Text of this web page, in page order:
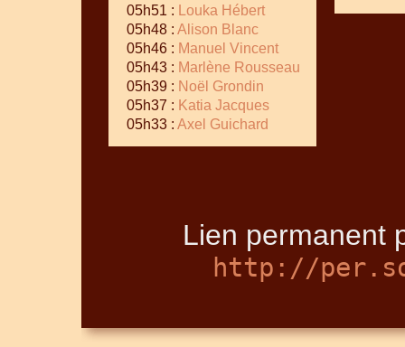
05h51 :
Louka Hébert
05h48 : Alison Blanc
05h46 : Manuel Vincent
05h43 : Marlène Rousseau
05h39 : Noël Grondin
05h37 : Katia Jacques
05h33 : Axel Guichard
Lien permanent
http://